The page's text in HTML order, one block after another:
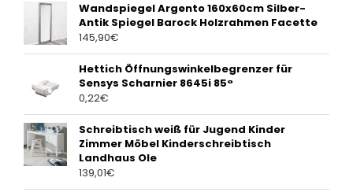
Wandspiegel Argento 160x60cm Silber-
Antik Spiegel Barock Holzrahmen Facette
145,90€
Hettich Öffnungswinkelbegrenzer für
Sensys Scharnier 8645i 85°
0,22€
Schreibtisch weiß für Jugend Kinder
Zimmer Möbel Kinderschreibtisch
Landhaus Ole
139,01€